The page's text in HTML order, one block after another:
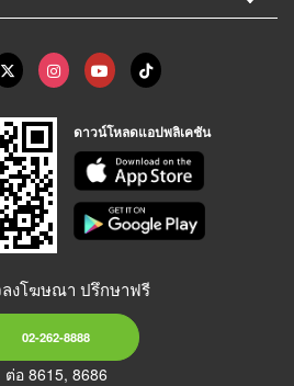
ดาวน์โหลดแอปพลิเคชัน
ลงโฆษณา ปรึกษาฟรี
02-262-8888
ต่อ 8615, 8686